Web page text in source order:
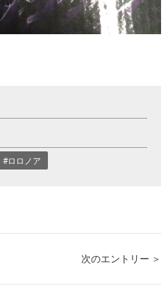
#ロロノア
次のエントリー ＞